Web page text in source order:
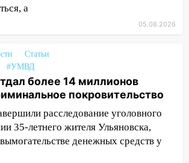
список АЗС
опасность
районе утонул
спасатели помогли
на улице
а
05.08.2026
Статьи
#УМВД
более 14 миллионов
покровительство
расследование уголовного
35-летнего жителя Ульяновска,
денежных средств у